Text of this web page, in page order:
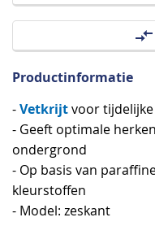
Productinformatie
-Vetkrijtvoor
- Geeft optimale
ondergrond
- Op basis van
kleurstoffen
- Model: zeskant